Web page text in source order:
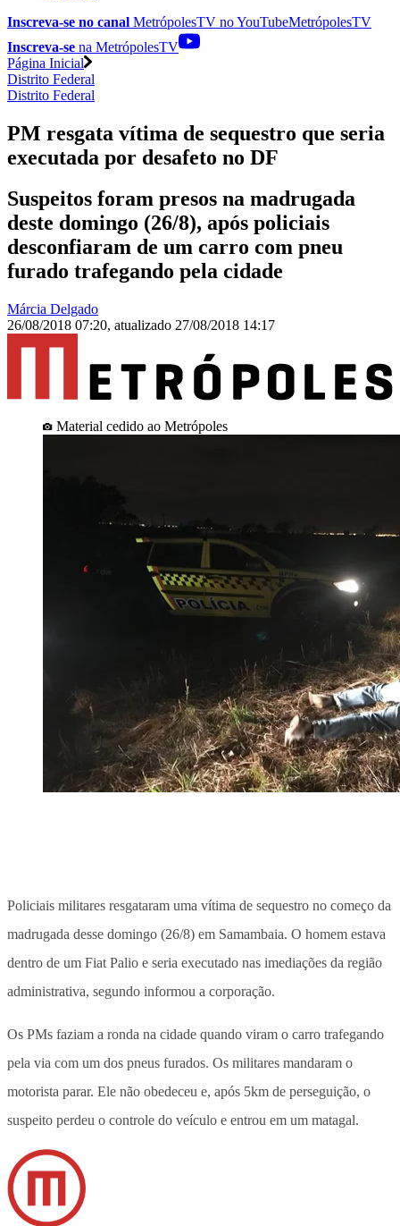
Inscreva-se no canal MetrópolesTV noYouTubeMetrópolesTV
Inscreva-se na MetrópolesTV
Página Inicial
Distrito Federal
Distrito Federal
PM resgata vítima de sequestro que seria
executada por desafeto no DF
Suspeitos foram presos na madrugada
deste domingo (26/8), após policiais
desconfiaram de um carro com pneu
furado trafegando pela cidade
Márcia Delgado
26/08/2018 07:20, atualizado 27/08/2018 14:17
Material cedido ao Metrópoles
Policiais militares resgataram uma vítima de sequestro no começo da
madrugada desse domingo (26/8) em Samambaia. O homem estava
dentro de um Fiat Palio e seria executado nas imediações da região
administrativa, segundo informou a corporação.
Os PMs faziam a ronda na cidade quando viram o carro trafegando
pela via com um dos pneus furados. Os militares mandaram o
motorista parar. Ele não obedeceu e, após 5km de perseguição, o
suspeito perdeu o controle do veículo e entrou em um matagal.